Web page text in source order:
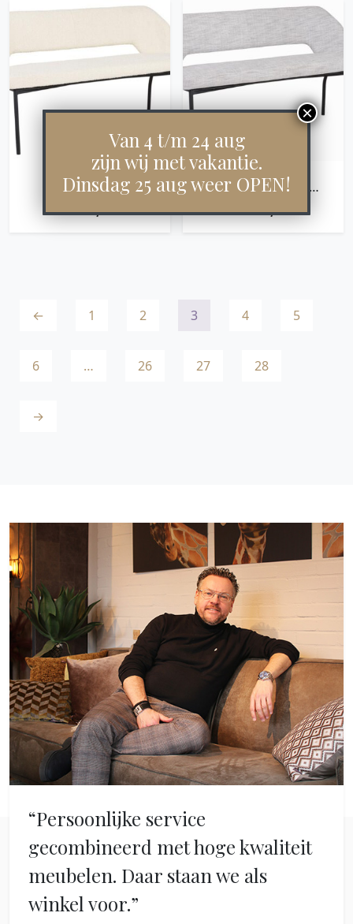
BENCH BLOOM
BOUCLÉ NATURAL
€899,00
BENCH BLOOM
POLARIS LIGHT GREY
€899,00
← 1 2 3 4 5
6 … 26 27 28
→
“Persoonlijke service
gecombineerd met hoge kwaliteit
meubelen. Daar staan we als
winkel voor.”
Van 4 t/m 24 aug
zijn wij met vakantie.
Dinsdag 25 aug weer OPEN!